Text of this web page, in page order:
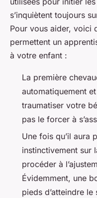
s’inquiètent toujours
Pour vous aider, voici
permettent un
à votre enfant :
La première
automatiquement
traumatiser votre
pas le forcer à
Une fois qu’il aura
instinctivement sur
procéder à
Évidemment, une
pieds d’atteindre le